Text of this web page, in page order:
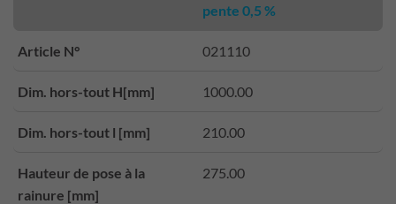
pente 0,5 %
Article N° 021110
Dim. hors-tout H[mm] 1000.00
Dim. hors-tout l [mm] 210.00
Hauteur de pose à la
rainure [mm]
275.00